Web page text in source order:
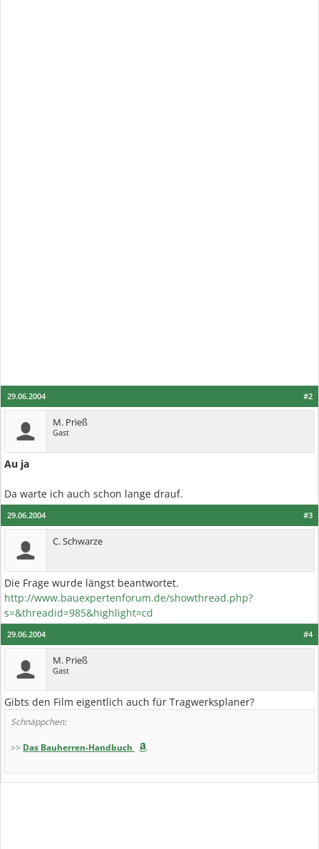
#2
29.06.2004
M. Prieß
Gast
Au ja
Da warte ich auch schon lange drauf.
#3
29.06.2004
C. Schwarze
Die Frage wurde längst beantwortet.
http://www.bauexpertenforum.de/showthread.php?
s=&threadid=985&highlight=cd
#4
29.06.2004
M. Prieß
Gast
Gibts den Film eigentlich auch für Tragwerksplaner?
Schnäppchen:
>> Das Bauherren-Handbuch